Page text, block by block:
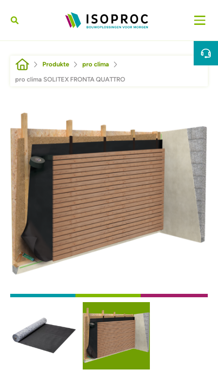
Pfadnavigation
Produkte pro clima
pro clima SOLITEX FRONTA QUATTRO
Afbeelding